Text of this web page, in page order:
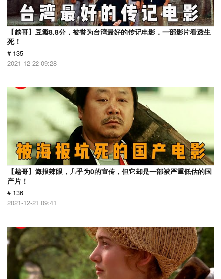
【越哥】豆瓣8.8分，被誉为台湾最好的传记电影，一部影片看透生
死！
# 135
2021-12-22 09:28
【越哥】海报辣眼，几乎为0的宣传，但它却是一部被严重低估的国
产片！
# 136
2021-12-21 09:41